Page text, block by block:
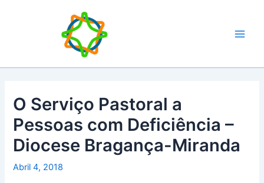
O Serviço Pastoral a
Pessoas com Deficiência –
Diocese Bragança-Miranda
Abril 4, 2018